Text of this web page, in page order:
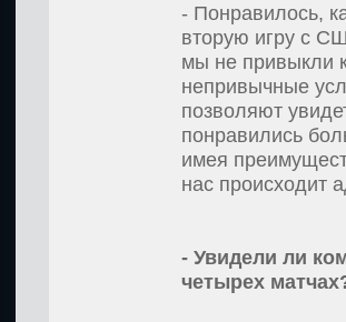
- Понравилось,
вторую игру с
мы не привыкли
непривычные
позволяют
понравились
имея
нас происходит
- Увидели ли
четырех